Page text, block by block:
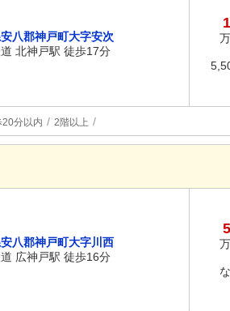
八郡神戸町大字安次
北神戸駅 徒歩17分
分以内 2階以上
八郡神戸町大字川西
広神戸駅 徒歩16分